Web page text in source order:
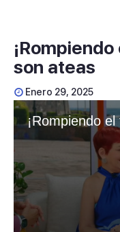
son ateas
Enero 29, 2025